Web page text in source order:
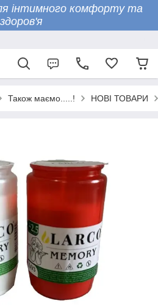
інтимного комфорту та
здоров'я
Також маємо.....! НОВІ ТОВАРИ